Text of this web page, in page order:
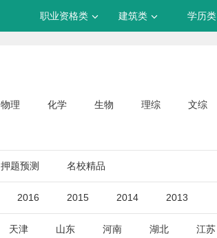
职业资格类 建筑类 学历类
物理 化学 生物 理综 文综
押题预测 名校精品
2016 2015 2014 2013
天津 山东 河南 湖北 江苏